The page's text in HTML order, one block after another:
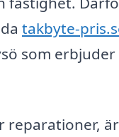
takbyte-
som erbjuder